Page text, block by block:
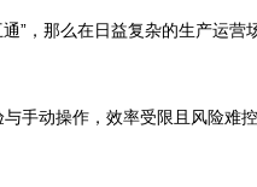
”，那么在日益复杂的生产运
手动操作，效率受限且风险难